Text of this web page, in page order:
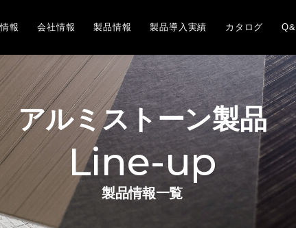
報 会社情報 製品情報 製品導入実績 カタログ
アルミストーン製品
Line-up
製品情報一覧